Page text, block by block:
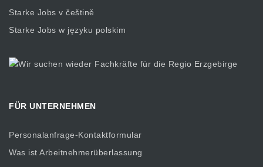
Starke Jobs v češtině
Starke Jobs w języku polskim
FÜR UNTERNEHMEN
Personalanfrage-Kontaktformular
Was ist Arbeitnehmerüberlassung